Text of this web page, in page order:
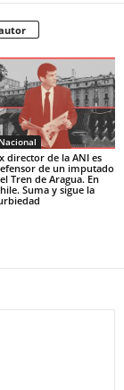
Nacional
director de la ANI es
de un imputado
Tren de Aragua. En
Suma y sigue la